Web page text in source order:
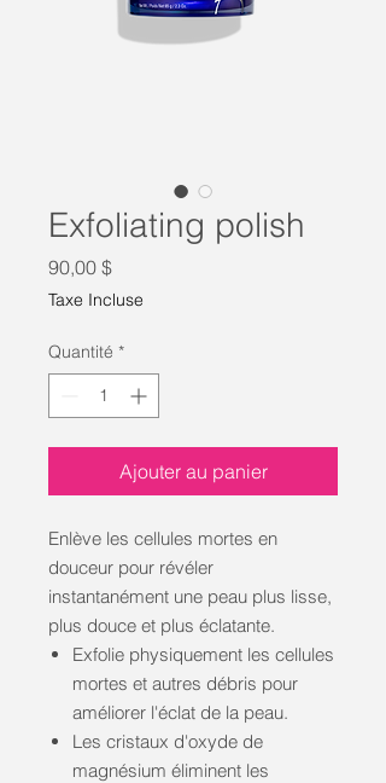
Exfoliating polish
90,00 $Prix
Taxe Incluse
Quantité *
Ajouter au panier
Enlève les cellules mortes en
douceur pour révéler
instantanément une peau plus lisse,
plus douce et plus éclatante.
Exfolie physiquement les cellules
mortes et autres débris pour
améliorer l'éclat de la peau.
Les cristaux d'oxyde de
magnésium éliminent les